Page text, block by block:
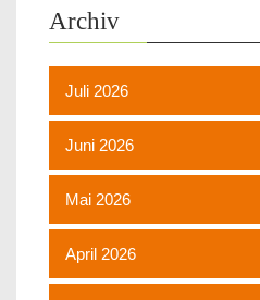
Archiv
Juli 2026
Juni 2026
Mai 2026
April 2026